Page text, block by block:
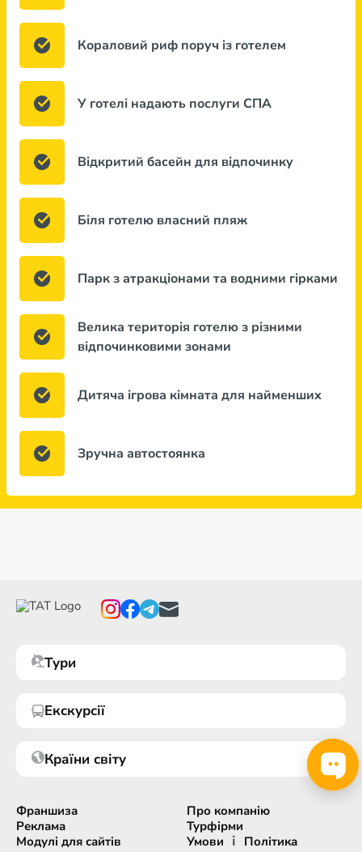
Кораловий риф поруч із готелем
У готелі надають послуги СПА
Відкритий басейн для відпочинку
Біля готелю власний пляж
Парк з атракціонами та водними гірками
Велика територія готелю з різними
відпочинковими зонами
Дитяча ігрова кімната для найменших
Зручна автостоянка
Тури
Екскурсії
Країни світу
Франшиза
Реклама
Модулі для сайтів
Про компанію
Турфірми
Умови і Політика